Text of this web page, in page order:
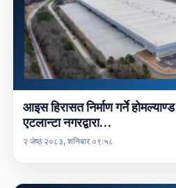
आइस हिरासत निर्माण गर्ने
एटलान्टा नगरद्वारा…
२ जेष्ठ २०८३, शनिबार ०९:५८